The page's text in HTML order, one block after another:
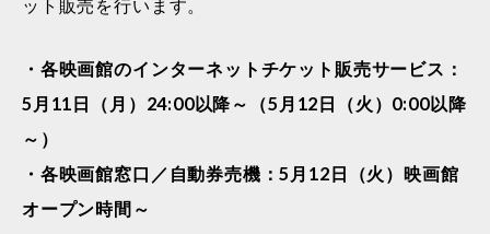
ット販売を行います。
・各映画館のインターネットチケット販売サービス：
5月11日（月）24:00以降～（5月12日（火）0:00以降
～）
・各映画館窓口／自動券売機：5月12日（火）映画館
オープン時間～